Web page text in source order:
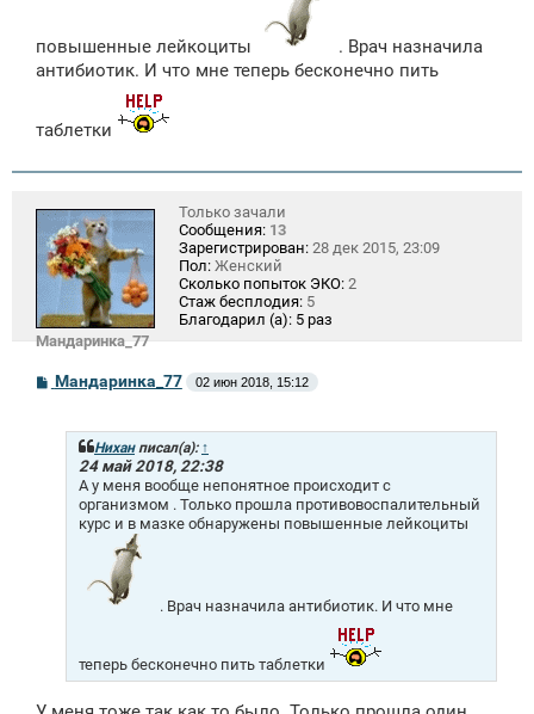
повышенные лейкоциты
. Врач назначила
антибиотик. И что мне теперь бесконечно пить
таблетки
Мандаринка_77
Только зачали
Сообщения: 13
Зарегистрирован: 28 дек 2015, 23:09
Пол: Женский
Сколько попыток ЭКО: 2
Стаж бесплодия: 5
Благодарил (а): 5 раз
СМандаринка_77 02 июн 2018, 15:12
Ниханписал(а): ↑
24 май 2018, 22:38
А у меня вообще непонятное происходит с
организмом . Только прошла противовоспалительный
курс и в мазке обнаружены повышенные лейкоциты
. Врач назначила антибиотик. И что мне
теперь бесконечно пить таблетки